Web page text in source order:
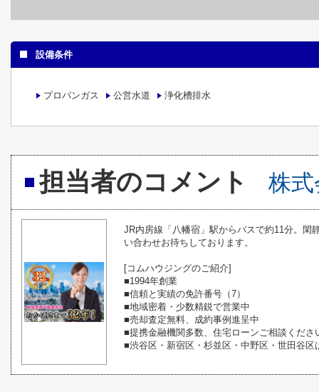
設備条件
プロパンガス 公営水道 浄化槽排水
担当者のコメント 株
JR内房線「八幡宿」駅からバスで約11分。閑
い合わせお待ちしております。
[コムハウジングのご紹介]
■1994年創業
■信頼と実績の免許番号（7）
■地域密着・少数精鋭で営業中
■売却査定無料、成約事例進呈中
■提携金融機関多数、住宅ローンご相談くださ
■渋谷区・新宿区・杉並区・中野区・世田谷区